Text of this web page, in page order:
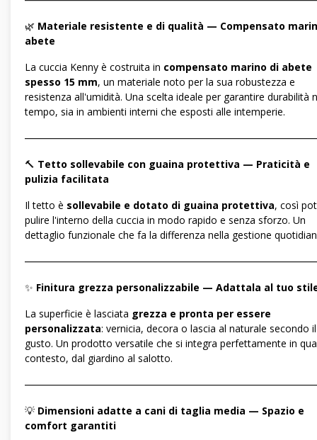
🌿 Materiale resistente e di qualità — Compensato
abete
La cuccia Kenny è costruita in compensato marino di abete
spesso 15 mm, un materiale noto per la sua robustezza e
resistenza all'umidità. Una scelta ideale per garantire durabilità
tempo, sia in ambienti interni che esposti alle intemperie.
🔨 Tetto sollevabile con guaina protettiva — Praticità e
pulizia facilitata
Il tetto è sollevabile e dotato di guaina protettiva, così
pulire l'interno della cuccia in modo rapido e senza sforzo. Un
dettaglio funzionale che fa la differenza nella gestione
✨ Finitura grezza personalizzabile — Adattala al tuo
La superficie è lasciata grezza e pronta per essere
personalizzata: vernicia, decora o lascia al naturale secondo
gusto. Un prodotto versatile che si integra perfettamente in
contesto, dal giardino al salotto.
💡 Dimensioni adatte a cani di taglia media — Spazio e
comfort garantiti